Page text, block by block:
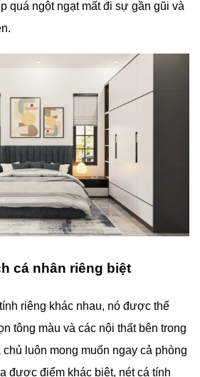
quá ngột ngạt mất đi sự gần gũi và
cá nhân riêng biệt
riêng khác nhau, nó được thể
tông màu và các nội thất bên trong
luôn mong muốn ngay cả phòng
được điểm khác biệt, nét cá tính